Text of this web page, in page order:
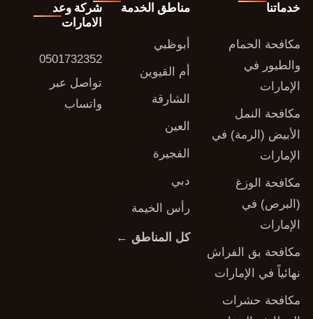
خدماتنا
مكافحة الحمام
والطيور في
الإمارات
مكافحة النمل
الأبيض (الرمة) في
الإمارات
مكافحة الوزغ
(البرص) في
الإمارات
مكافحة بق الفراش
نهائياً في الإمارات
مكافحة حشرات
مناطق الخدمة
أبوظبي
أم القيوين
الشارقة
العين
الفجيرة
دبي
رأس الخيمة
كل المناطق ←
شركة وعد
الامارات
0501732352
تواصل عبر
واتساب